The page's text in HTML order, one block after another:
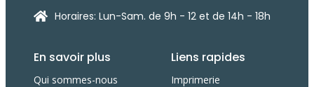
Horaires: Lun-Sam. de 9h - 12 et de 14h - 18h
En savoir plus
Qui sommes-nous
Liens rapides
Imprimerie